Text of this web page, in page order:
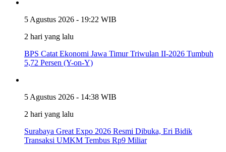
5 Agustus 2026 - 19:22 WIB
2 hari yang lalu
BPS Catat Ekonomi Jawa Timur Triwulan II-2026 Tumbuh
5,72 Persen (Y-on-Y)
5 Agustus 2026 - 14:38 WIB
2 hari yang lalu
Surabaya Great Expo 2026 Resmi Dibuka, Eri Bidik
Transaksi UMKM Tembus Rp9 Miliar